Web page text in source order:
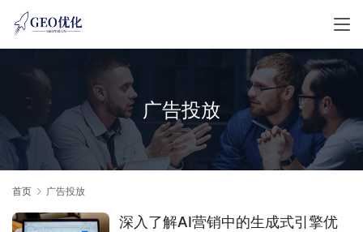
广告投放
首页 广告投放
深入了解AI营销中的生成式引擎优